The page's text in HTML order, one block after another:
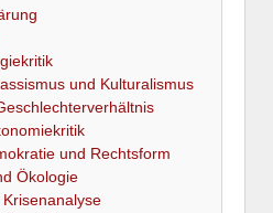
und Kulturalismus
und Rechtsform
Ökologie